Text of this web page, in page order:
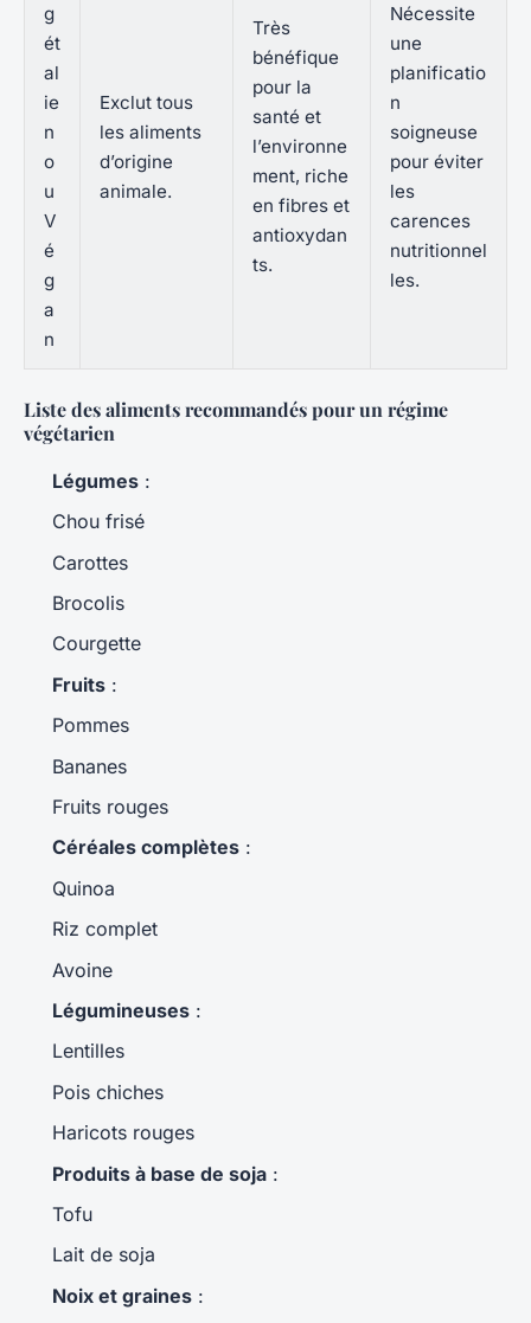
g
ét
al
ie
n
o
u
V
é
g
a
n
Exclut tous
les aliments
d’origine
animale.
Très
bénéfique
pour la
santé et
l’environne
ment, riche
en fibres et
antioxydan
ts.
Nécessite
une
planificatio
n
soigneuse
pour éviter
les
carences
nutritionnel
les.
Liste des aliments recommandés pour un régime
végétarien
Légumes :
Chou frisé
Carottes
Brocolis
Courgette
Fruits :
Pommes
Bananes
Fruits rouges
Céréales complètes :
Quinoa
Riz complet
Avoine
Légumineuses :
Lentilles
Pois chiches
Haricots rouges
Produits à base de soja :
Tofu
Lait de soja
Noix et graines :